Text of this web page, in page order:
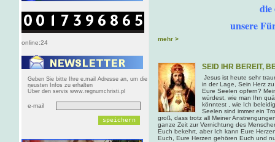
online:24
Geben Sie bitte Ihre e.mail Adresse an, um die
neusten Infos zu erhalten
Über den servis www.regnumchristi.pl
e-mail
die
unsere
mehr >
SEID IHR BEREIT,
Jesus ist heute sehr
in der Lage, Sein Herz
Eure Seelen opfern?
würdest, wie man Ihn
könntest , wie Ich
Seelen sind immer ein
groß, dass trotz all Meiner
ganze Zeit zur Vernichtung des
Euch bekehrt, aber Ich kann Eure
Euch, Eure Herzen gehören Euch und